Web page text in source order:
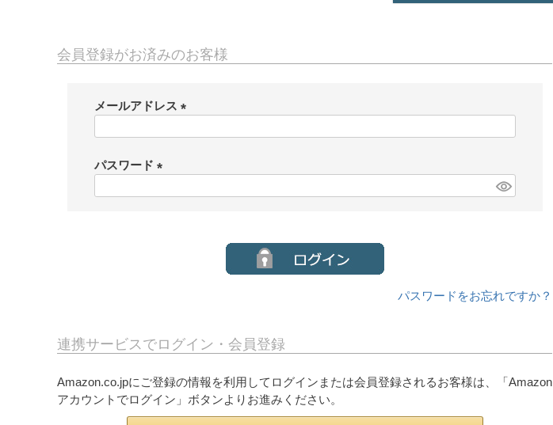
会員登録がお済みのお客様
メールアドレス
パスワード
パスワードをお忘れですか？
連携サービスでログイン・会員登録
Amazon.co.jpにご登録の情報を利用してログインまたは会員登録されるお客様は、「Amazon
アカウントでログイン」ボタンよりお進みください。